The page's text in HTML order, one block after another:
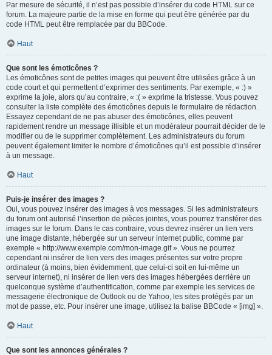
Par mesure de sécurité, il n’est pas possible d’insérer du code HTML sur ce
forum. La majeure partie de la mise en forme qui peut être générée par du
code HTML peut être remplacée par du BBCode.
Haut
Que sont les émoticônes ?
Les émoticônes sont de petites images qui peuvent être utilisées grâce à un
code court et qui permettent d’exprimer des sentiments. Par exemple, « :) »
exprime la joie, alors qu’au contraire, « :( » exprime la tristesse. Vous pouvez
consulter la liste complète des émoticônes depuis le formulaire de rédaction.
Essayez cependant de ne pas abuser des émoticônes, elles peuvent
rapidement rendre un message illisible et un modérateur pourrait décider de le
modifier ou de le supprimer complètement. Les administrateurs du forum
peuvent également limiter le nombre d’émoticônes qu’il est possible d’insérer
à un message.
Haut
Puis-je insérer des images ?
Oui, vous pouvez insérer des images à vos messages. Si les administrateurs
du forum ont autorisé l’insertion de pièces jointes, vous pourrez transférer des
images sur le forum. Dans le cas contraire, vous devrez insérer un lien vers
une image distante, hébergée sur un serveur internet public, comme par
exemple « http://www.exemple.com/mon-image.gif ». Vous ne pourrez
cependant ni insérer de lien vers des images présentes sur votre propre
ordinateur (à moins, bien évidemment, que celui-ci soit en lui-même un
serveur internet), ni insérer de lien vers des images hébergées derrière un
quelconque système d’authentification, comme par exemple les services de
messagerie électronique de Outlook ou de Yahoo, les sites protégés par un
mot de passe, etc. Pour insérer une image, utilisez la balise BBCode « [img] ».
Haut
Que sont les annonces générales ?